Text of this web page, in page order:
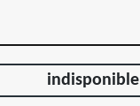
indisponible